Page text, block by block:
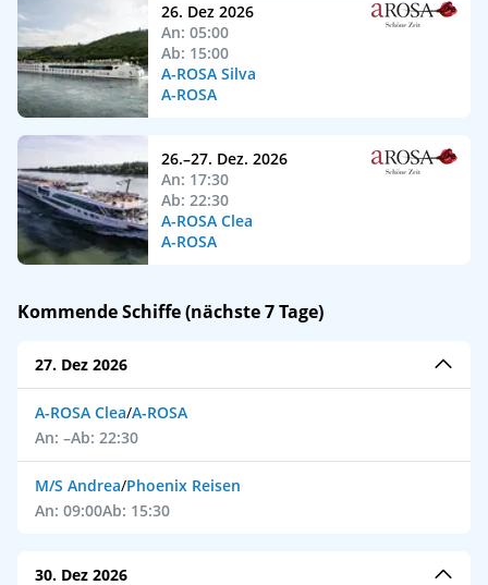
26. Dez 2026
An: 05:00
Ab: 15:00
A-ROSA Silva
A-ROSA
26.–27. Dez. 2026
An: 17:30
Ab: 22:30
A-ROSA Clea
A-ROSA
Kommende Schiffe (nächste 7 Tage)
27. Dez 2026
A-ROSA Clea/A-ROSA
An: –Ab: 22:30
M/S Andrea/Phoenix Reisen
An: 09:00Ab: 15:30
30. Dez 2026